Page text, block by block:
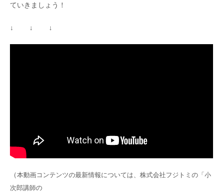
ていきましょう！
↓ ↓ ↓
（本動画コンテンツの最新情報については、株式会社フジトミの「小
次郎講師の